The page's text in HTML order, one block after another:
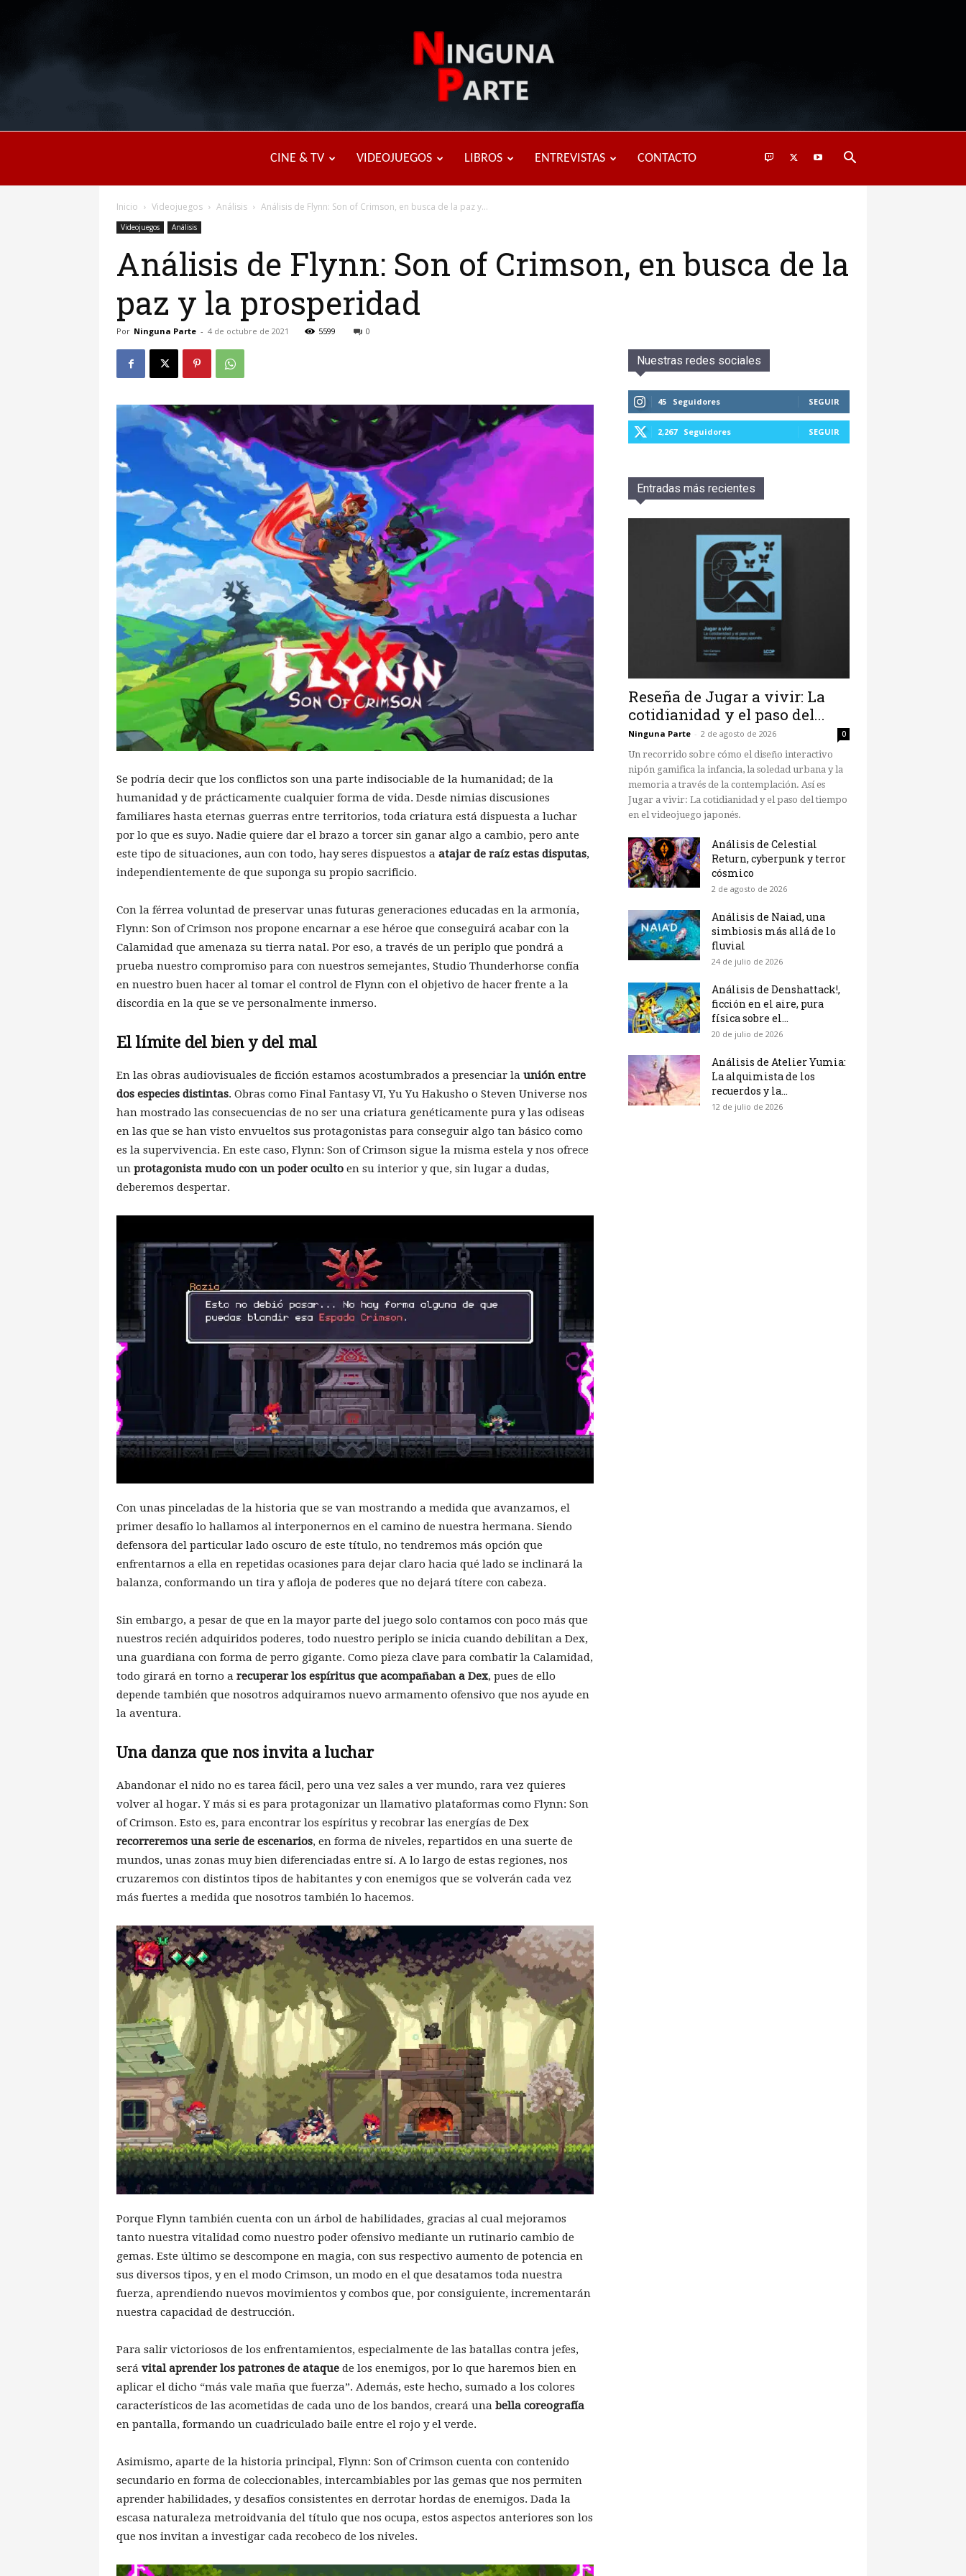
CINE & TV VIDEOJUEGOS LIBROS ENTREVISTAS CONTACTO
Inicio Videojuegos Análisis Análisis de Flynn: Son of Crimson, en busca de la paz y...
Videojuegos Análisis
Análisis de Flynn: Son of Crimson, en busca de la
paz y la prosperidad
Por Ninguna Parte - 4 de octubre de 2021 5599 0
Se podría decir que los conflictos son una parte indisociable de la humanidad; de la
humanidad y de prácticamente cualquier forma de vida. Desde nimias discusiones
familiares hasta eternas guerras entre territorios, toda criatura está dispuesta a luchar
por lo que es suyo. Nadie quiere dar el brazo a torcer sin ganar algo a cambio, pero ante
este tipo de situaciones, aun con todo, hay seres dispuestos a atajar de raíz estas disputas,
independientemente de que suponga su propio sacrificio.
Con la férrea voluntad de preservar unas futuras generaciones educadas en la armonía,
Flynn: Son of Crimson nos propone encarnar a ese héroe que conseguirá acabar con la
Calamidad que amenaza su tierra natal. Por eso, a través de un periplo que pondrá a
prueba nuestro compromiso para con nuestros semejantes, Studio Thunderhorse confía
en nuestro buen hacer al tomar el control de Flynn con el objetivo de hacer frente a la
discordia en la que se ve personalmente inmerso.
El límite del bien y del mal
En las obras audiovisuales de ficción estamos acostumbrados a presenciar la unión entre
dos especies distintas. Obras como Final Fantasy VI, Yu Yu Hakusho o Steven Universe nos
han mostrado las consecuencias de no ser una criatura genéticamente pura y las odiseas
en las que se han visto envueltos sus protagonistas para conseguir algo tan básico como
es la supervivencia. En este caso, Flynn: Son of Crimson sigue la misma estela y nos ofrece
un protagonista mudo con un poder oculto en su interior y que, sin lugar a dudas,
deberemos despertar.
Con unas pinceladas de la historia que se van mostrando a medida que avanzamos, el
primer desafío lo hallamos al interponernos en el camino de nuestra hermana. Siendo
defensora del particular lado oscuro de este título, no tendremos más opción que
enfrentarnos a ella en repetidas ocasiones para dejar claro hacia qué lado se inclinará la
balanza, conformando un tira y afloja de poderes que no dejará títere con cabeza.
Sin embargo, a pesar de que en la mayor parte del juego solo contamos con poco más que
nuestros recién adquiridos poderes, todo nuestro periplo se inicia cuando debilitan a Dex,
una guardiana con forma de perro gigante. Como pieza clave para combatir la Calamidad,
todo girará en torno a recuperar los espíritus que acompañaban a Dex, pues de ello
depende también que nosotros adquiramos nuevo armamento ofensivo que nos ayude en
la aventura.
Una danza que nos invita a luchar
Abandonar el nido no es tarea fácil, pero una vez sales a ver mundo, rara vez quieres
volver al hogar. Y más si es para protagonizar un llamativo plataformas como Flynn: Son
of Crimson. Esto es, para encontrar los espíritus y recobrar las energías de Dex
recorreremos una serie de escenarios, en forma de niveles, repartidos en una suerte de
mundos, unas zonas muy bien diferenciadas entre sí. A lo largo de estas regiones, nos
cruzaremos con distintos tipos de habitantes y con enemigos que se volverán cada vez
más fuertes a medida que nosotros también lo hacemos.
Porque Flynn también cuenta con un árbol de habilidades, gracias al cual mejoramos
tanto nuestra vitalidad como nuestro poder ofensivo mediante un rutinario cambio de
gemas. Este último se descompone en magia, con sus respectivo aumento de potencia en
sus diversos tipos, y en el modo Crimson, un modo en el que desatamos toda nuestra
fuerza, aprendiendo nuevos movimientos y combos que, por consiguiente, incrementarán
nuestra capacidad de destrucción.
Para salir victoriosos de los enfrentamientos, especialmente de las batallas contra jefes,
será vital aprender los patrones de ataque de los enemigos, por lo que haremos bien en
aplicar el dicho “más vale maña que fuerza”. Además, este hecho, sumado a los colores
característicos de las acometidas de cada uno de los bandos, creará una bella coreografía
en pantalla, formando un cuadriculado baile entre el rojo y el verde.
Asimismo, aparte de la historia principal, Flynn: Son of Crimson cuenta con contenido
secundario en forma de coleccionables, intercambiables por las gemas que nos permiten
aprender habilidades, y desafíos consistentes en derrotar hordas de enemigos. Dada la
escasa naturaleza metroidvania del título que nos ocupa, estos aspectos anteriores son los
que nos invitan a investigar cada recobeco de los niveles.
Nuestras redes sociales
45 Seguidores SEGUIR
2,267 Seguidores SEGUIR
Entradas más recientes
Reseña de Jugar a vivir: La
cotidianidad y el paso del...
Ninguna Parte - 2 de agosto de 2026 0
Un recorrido sobre cómo el diseño interactivo
nipón gamifica la infancia, la soledad urbana y la
memoria a través de la contemplación. Así es
Jugar a vivir: La cotidianidad y el paso del tiempo
en el videojuego japonés.
Análisis de Celestial
Return, cyberpunk y terror
cósmico
2 de agosto de 2026
Análisis de Naiad, una
simbiosis más allá de lo
fluvial
24 de julio de 2026
Análisis de Denshattack!,
ficción en el aire, pura
física sobre el...
20 de julio de 2026
Análisis de Atelier Yumia:
La alquimista de los
recuerdos y la...
12 de julio de 2026